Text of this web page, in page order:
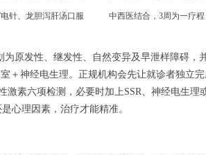
针、龙胆泻肝汤口服 中西医结合，3周为一疗
原发性、继发性、自然变异及早泄样障碍，
＋神经电生理。正规机构会先让就诊者独立完
素六项检测，必要时加上SSR、神经电生理
心理因素，治疗才能精准。